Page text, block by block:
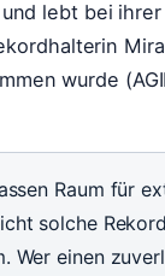
lebt bei
wurde
Raum für
solche
Wer einen